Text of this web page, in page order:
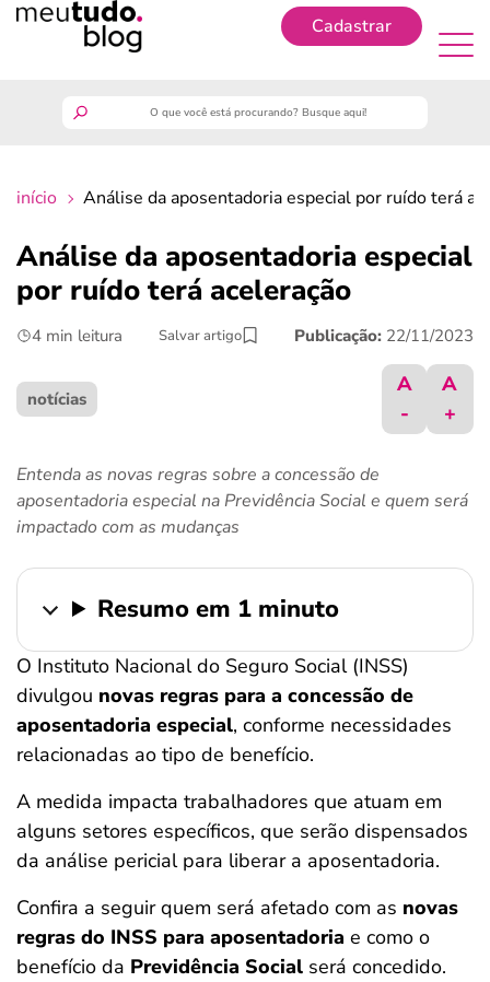
Cadastrar
finanças
benefícios
crédito fácil
ferramentas
início Análise da aposentadoria especial por ruído terá
Análise da aposentadoria especial
por ruído terá aceleração
4 min leitura Salvar artigo Publicação: 22/11/2023
notícias
A
-
A
+
Entenda as novas regras sobre a concessão de
aposentadoria especial na Previdência Social e quem será
impactado com as mudanças
Resumo em 1 minuto
O Instituto Nacional do Seguro Social (INSS)
divulgou novas regras para a concessão de
aposentadoria especial, conforme necessidades
relacionadas ao tipo de benefício.
A medida impacta trabalhadores que atuam em
alguns setores específicos, que serão dispensados
da análise pericial para liberar a aposentadoria.
Confira a seguir quem será afetado com as novas
regras do INSS para aposentadoria e como o
benefício da Previdência Social será concedido.